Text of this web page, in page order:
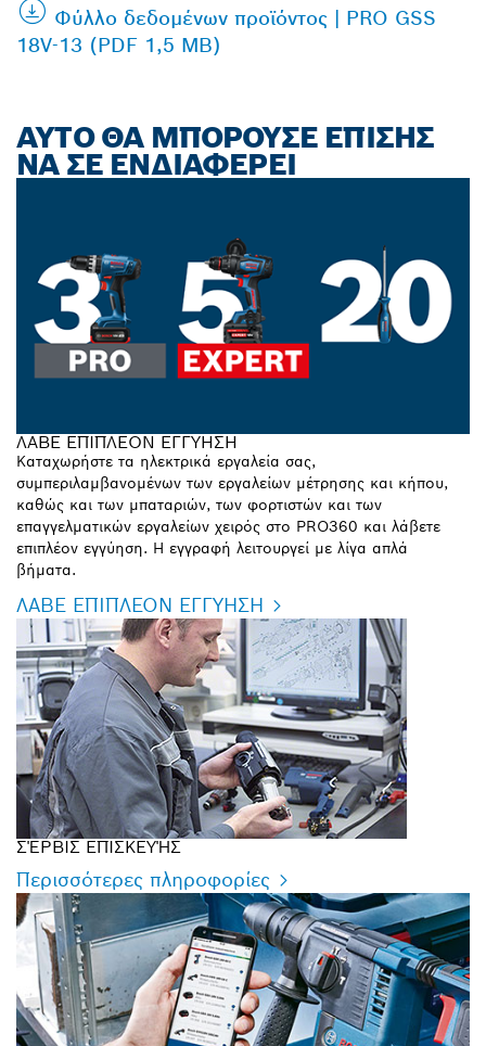
Φύλλο δεδομένων προϊόντος | PRO GSS
18V-13 (PDF 1,5 MB)
ΑΥΤΌ ΘΑ ΜΠΟΡΟΎΣΕ ΕΠΊΣΗΣ
ΝΑ ΣΕ ΕΝΔΙΑΦΈΡΕΙ
ΛΑΒΕ ΕΠΙΠΛΕΟΝ ΕΓΓΥΗΣΗ
Καταχωρήστε τα ηλεκτρικά εργαλεία σας,
συμπεριλαμβανομένων των εργαλείων μέτρησης και κήπου,
καθώς και των μπαταριών, των φορτιστών και των
επαγγελματικών εργαλείων χειρός στο PRO360 και λάβετε
επιπλέον εγγύηση. Η εγγραφή λειτουργεί με λίγα απλά
βήματα.
ΛΑΒΕ ΕΠΙΠΛΕΟΝ ΕΓΓΥΗΣΗ
ΣΈΡΒΙΣ ΕΠΙΣΚΕΥΉΣ
Περισσότερες πληροφορίες